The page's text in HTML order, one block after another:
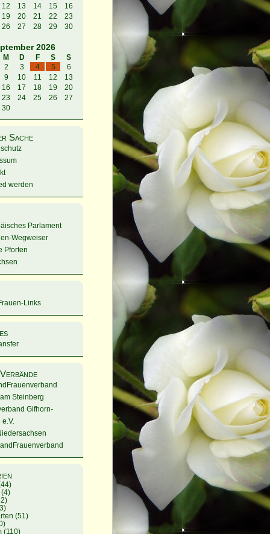
12
13 14 15
16
19
20 21 22
23
26
27 28 29 30
2026
M D F S
S
2
3 4 5
6
9
10 11 12
13
16
17 18 19
20
23
24 25 26
27
30
Sache
werden
Parlament
Wegweiser
Pforten
Links
Steinberg
Gifhorn-
(4)
(51)
(110)